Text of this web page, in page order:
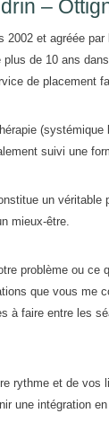
–
et agréée
plus de 10 ans
de placement
(systémique
suivi une
un
mieux-être.
problème ou
que vous me
à faire entre les
rythme et de vos
une intégration